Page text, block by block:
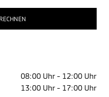
08:00 Uhr - 12:00 Uhr
13:00 Uhr - 17:00 Uhr